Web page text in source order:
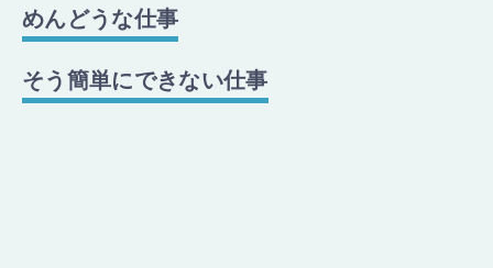
めんどうな仕事
そう簡単にできない仕事